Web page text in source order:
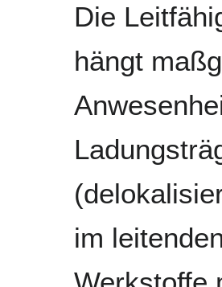
Die
hängt
im